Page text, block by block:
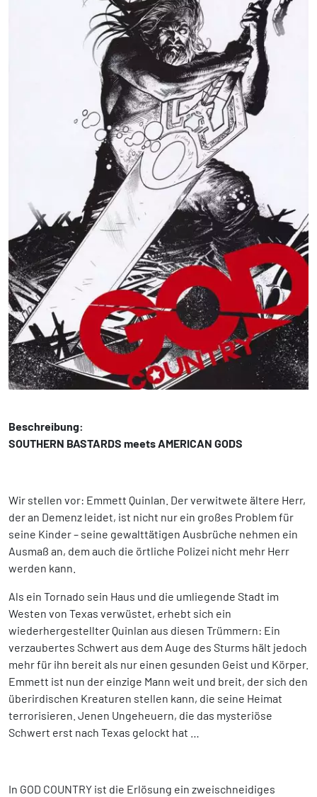
Beschreibung:
SOUTHERN BASTARDS meets AMERICAN GODS
Wir stellen vor: Emmett Quinlan. Der verwitwete ältere Herr,
der an Demenz leidet, ist nicht nur ein großes Problem für
seine Kinder – seine gewalttätigen Ausbrüche nehmen ein
Ausmaß an, dem auch die örtliche Polizei nicht mehr Herr
werden kann.
Als ein Tornado sein Haus und die umliegende Stadt im
Westen von Texas verwüstet, erhebt sich ein
wiederhergestellter Quinlan aus diesen Trümmern: Ein
verzaubertes Schwert aus dem Auge des Sturms hält jedoch
mehr für ihn bereit als nur einen gesunden Geist und Körper.
Emmett ist nun der einzige Mann weit und breit, der sich den
überirdischen Kreaturen stellen kann, die seine Heimat
terrorisieren. Jenen Ungeheuern, die das mysteriöse
Schwert erst nach Texas gelockt hat …
In GOD COUNTRY ist die Erlösung ein zweischneidiges